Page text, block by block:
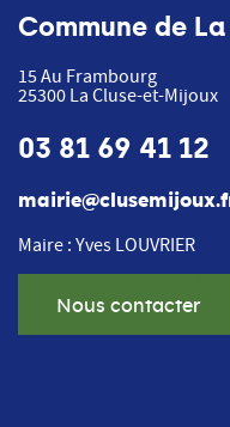
Commune de
15 Au Frambourg
25300 La Cluse-et-Mijoux
03 81 69 41 12
Maire : Yves LOUVRIER
Nous contacter